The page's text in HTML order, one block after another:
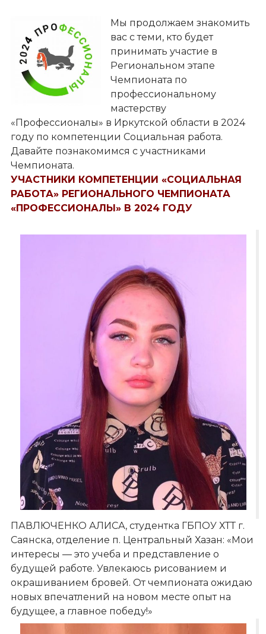
Мы продолжаем знакомить
вас с теми, кто будет
принимать участие в
Региональном этапе
Чемпионата по
профессиональному
мастерству
«Профессионалы» в Иркутской области в 2024
году по компетенции Социальная работа.
Давайте познакомимся с участниками
Чемпионата.
УЧАСТНИКИ КОМПЕТЕНЦИИ «СОЦИАЛЬНАЯ
РАБОТА» РЕГИОНАЛЬНОГО ЧЕМПИОНАТА
«ПРОФЕССИОНАЛЫ» В 2024 ГОДУ
ПАВЛЮЧЕНКО АЛИСА, студентка ГБПОУ ХТТ г.
Саянска, отделение п. Центральный Хазан: «Мои
интересы — это учеба и представление о
будущей работе. Увлекаюсь рисованием и
окрашиванием бровей. От чемпионата ожидаю
новых впечатлений на новом месте опыт на
будущее, а главное победу!»